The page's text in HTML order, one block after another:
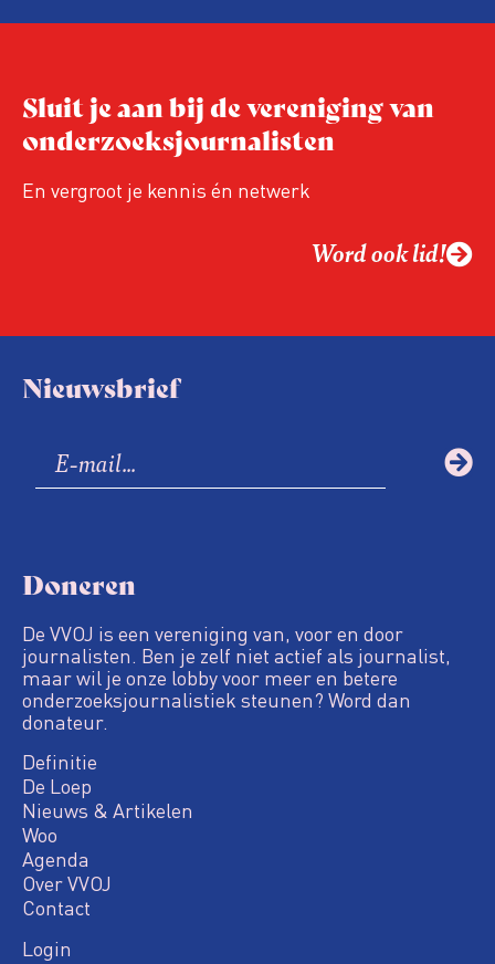
Niet de maker, maar de ontvanger
relevant in tijden van nieuwe verzuiling?
Hoe moet de journalistiek omgaan met
een steeds onverschilligere macht?
Sluit je aan bij de vereniging van
onderzoeksjournalisten
En vergroot je kennis én netwerk
Word ook lid!
Nieuwsbrief
Doneren
De VVOJ is een vereniging van, voor en door
journalisten. Ben je zelf niet actief als journalist,
maar wil je onze lobby voor meer en betere
onderzoeksjournalistiek steunen? Word dan
donateur.
Definitie
De Loep
Nieuws & Artikelen
Woo
Agenda
Over VVOJ
Contact
Login